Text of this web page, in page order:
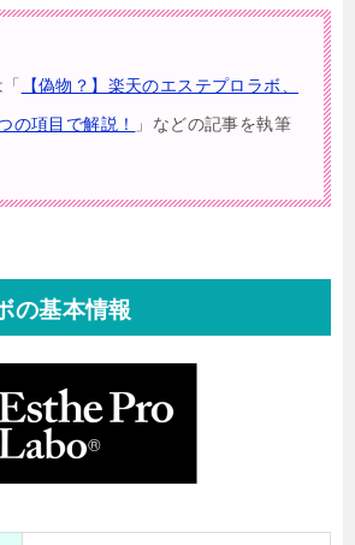
【偽物？】楽天のエステプロラボ、
の項目で解説！
」などの記事を執筆
の基本情報